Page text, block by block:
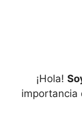
¡Hola!
importancia